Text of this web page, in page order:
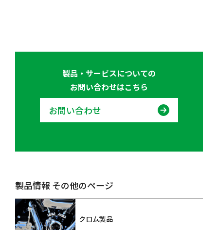
製品・サービスについての
お問い合わせはこちら
お問い合わせ
製品情報 その他のページ
クロム製品